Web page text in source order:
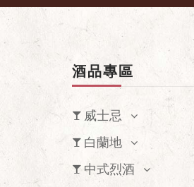
酒品專區
威士忌
白蘭地
中式烈酒